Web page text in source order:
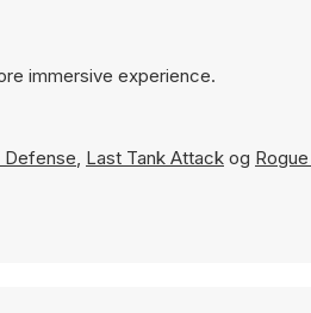
immersive experience.
Defense, Last Tank Attack og